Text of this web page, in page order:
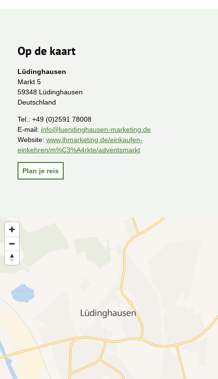
Op de kaart
Lüdinghausen
Markt 5
59348 Lüdinghausen
Deutschland
Tel.: +49 (0)2591 78008
E-mail: info@luendinghausen-marketing.de
Website: www.lhmarketing.de/einkaufen-
einkehren/m%C3%A4rkte/adventsmarkt
Plan je reis